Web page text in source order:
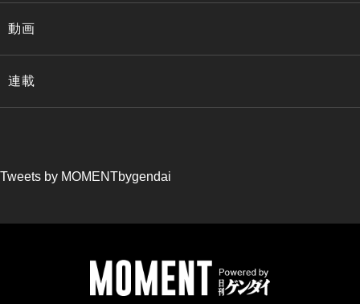
動画
連載
Tweets by MOMENTbygendai